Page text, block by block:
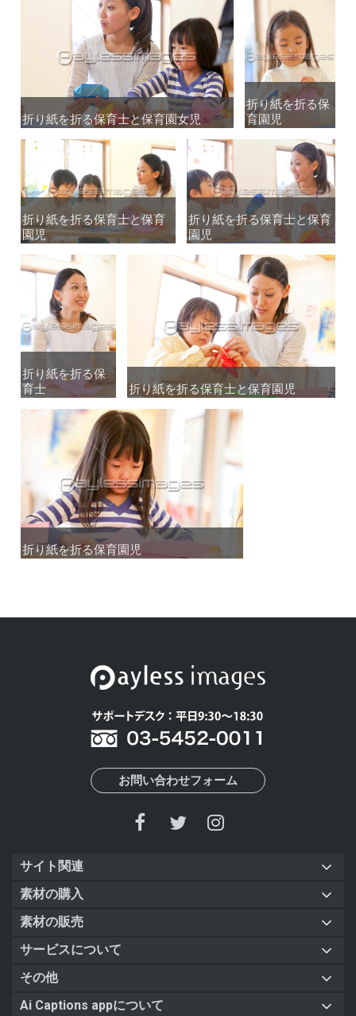
折り紙を折る保育士と保育園女児
折り紙を折る保育士と保育園女児
折り紙を折る保
育園児
折り紙を折る保
育園児
折り紙を折る保育士と保育
園児
折り紙を折る保育士と保育
園児
折り紙を折る保育士と保育
園児
折り紙を折る保育士と保育
園児
折り紙を折る保
育士
折り紙を折る保
育士
折り紙を折る保育士と保育園児
折り紙を折る保育士と保育園児
折り紙を折る保育園児
折り紙を折る保育園児
お問い合わせフォーム
サイト関連
素材の購入
素材の販売
サービスについて
その他
Ai Captions appについて